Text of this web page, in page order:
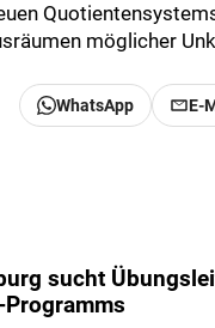
möglicher
WhatsApp E-
sucht